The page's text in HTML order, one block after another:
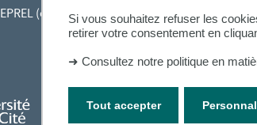
Si vous souhaitez refuser les
retirer votre consentement en
➜ Consultez notre politique en
Tout accepter
EPREL (cours en ligne)